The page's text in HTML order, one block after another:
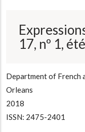
ayuda
17, nº 1,
Department of French
Orleans
2018
ISSN: 2475-2401